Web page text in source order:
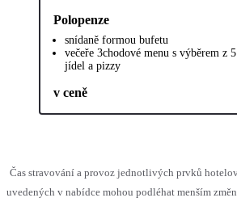
Polopenze
snídaně formou bufetu
večeře 3chodové menu s výběrem z
jídel a pizzy
v ceně
Čas stravování a provoz jednotlivých prvků
uvedených v nabídce mohou podléhat menším